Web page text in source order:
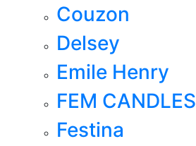
Couzon
Delsey
Emile Henry
FEM CANDLES
Festina